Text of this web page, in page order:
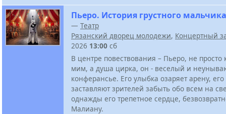
Пьеро. История грустного мальчика
— Театр
Рязанский дворец молодежи, Концертный
2026 13:00 сб
В центре повествования – Пьеро, не просто
мим, а душа цирка, он - веселый и
конферансье. Его улыбка озаряет арену,
заставляют зрителей забыть обо всем на
однажды его трепетное сердце,
Малиану.